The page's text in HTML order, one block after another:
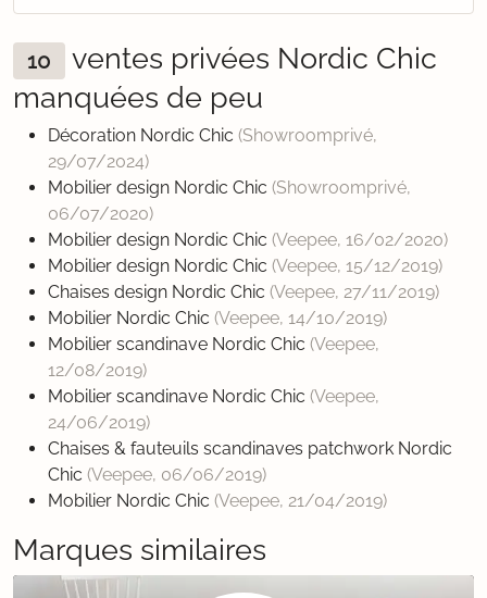
10
ventes privées Nordic Chic
manquées de peu
Décoration Nordic Chic (Showroomprivé,
29/07/2024)
Mobilier design Nordic Chic (Showroomprivé,
06/07/2020)
Mobilier design Nordic Chic (Veepee, 16/02/2020)
Mobilier design Nordic Chic (Veepee, 15/12/2019)
Chaises design Nordic Chic (Veepee, 27/11/2019)
Mobilier Nordic Chic (Veepee, 14/10/2019)
Mobilier scandinave Nordic Chic (Veepee,
12/08/2019)
Mobilier scandinave Nordic Chic (Veepee,
24/06/2019)
Chaises & fauteuils scandinaves patchwork Nordic
Chic (Veepee, 06/06/2019)
Mobilier Nordic Chic (Veepee, 21/04/2019)
Marques similaires